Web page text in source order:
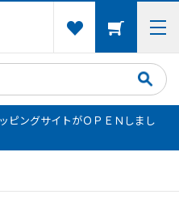
ピングサイトがＯＰＥＮしまし